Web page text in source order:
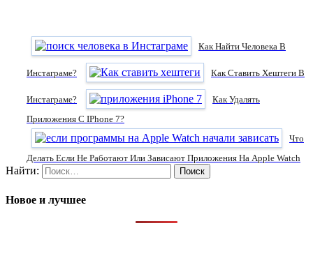
Как Найти Человека В
Инстаграме? Как Ставить Хештеги В
Инстаграме?
Как Удалять
Приложения С IPhone 7?
Что
Делать Если Не Работают Или Зависают Приложения На Apple Watch
Найти:
Новое и лучшее